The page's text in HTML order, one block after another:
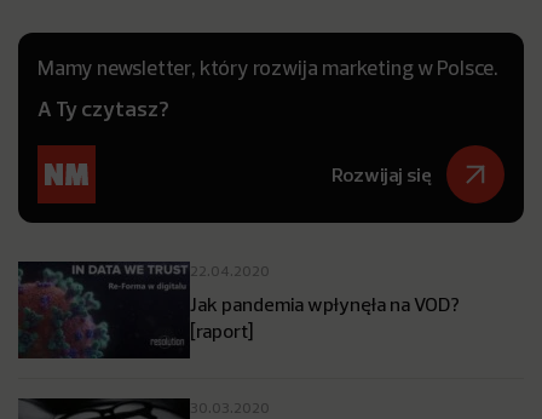
Mamy newsletter, który rozwija marketing w Polsce.
A Ty czytasz?
Rozwijaj się
22.04.2020
Jak pandemia wpłynęła na VOD?
[raport]
30.03.2020